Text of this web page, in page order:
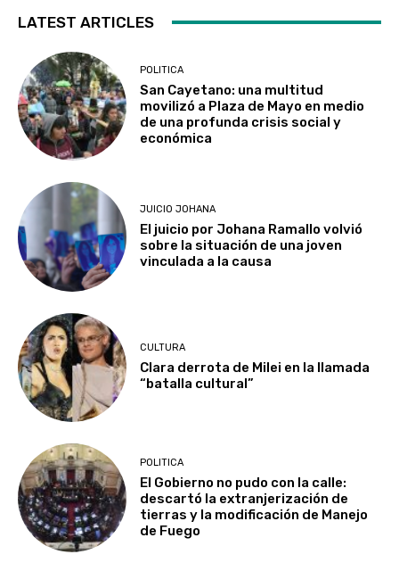
LATEST ARTICLES
POLITICA
San Cayetano: una multitud
movilizó a Plaza de Mayo en medio
de una profunda crisis social y
económica
JUICIO JOHANA
El juicio por Johana Ramallo volvió
sobre la situación de una joven
vinculada a la causa
CULTURA
Clara derrota de Milei en la llamada
“batalla cultural”
POLITICA
El Gobierno no pudo con la calle:
descartó la extranjerización de
tierras y la modificación de Manejo
de Fuego